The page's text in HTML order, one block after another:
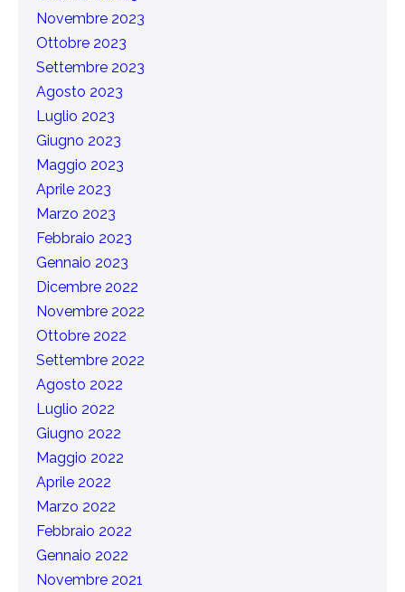
Novembre 2023
Ottobre 2023
Settembre 2023
Agosto 2023
Luglio 2023
Giugno 2023
Maggio 2023
Aprile 2023
Marzo 2023
Febbraio 2023
Gennaio 2023
Dicembre 2022
Novembre 2022
Ottobre 2022
Settembre 2022
Agosto 2022
Luglio 2022
Giugno 2022
Maggio 2022
Aprile 2022
Marzo 2022
Febbraio 2022
Gennaio 2022
Novembre 2021